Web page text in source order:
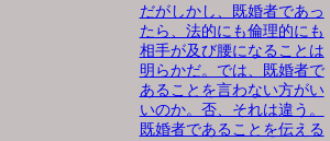
だがしかし、既婚者であっ
たら、法的にも倫理的にも
相手が及び腰になることは
明らかだ。では、既婚者で
あることを言わない方がい
いのか。否、それは違う。
既婚者であることを伝える